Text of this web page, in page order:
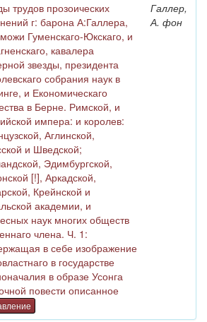
трудов прозоических
г: барона А:Галлера,
Гуменскаго-Юкскаго, и
кавалера
звезды, президента
собрания наук в
и Економическаго
в Берне. Римской, и
импера: и королев:
Аглинской,
и Шведской;
Эдимбургской,
[!], Аркадской,
Крейнской и
академии, и
наук многих обществ
члена. Ч. 1:
в себе изображение
в государстве
в образе Усонга
повести описанное
Галлер,
А. фон